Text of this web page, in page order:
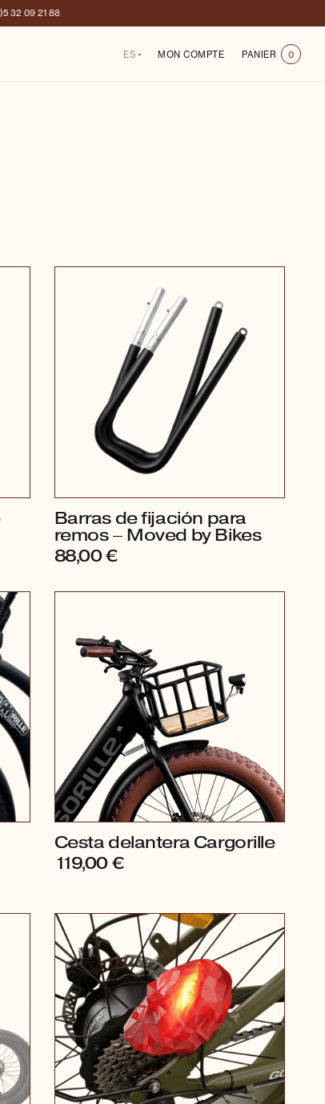
32 09 21 88
ES MON COMPTE PANIER 0
Barras de fijación para
remos – Moved by Bikes
88,00€
Cesta delantera Cargorille
119,00€